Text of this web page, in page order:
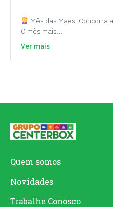
Mês das Mães: Concorra
O mês mais…
Ver mais
Quem somos
Novidades
Trabalhe Conosco